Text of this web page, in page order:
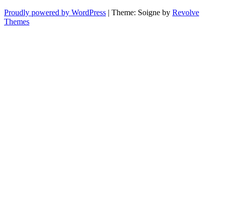
Proudly powered by WordPress | Theme: Soigne by Revolve
Themes